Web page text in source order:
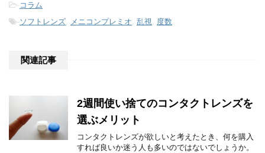
-コラム
-ソフトレンズ, メニコンプレミオ, 乱視, 度数
関連記事
2週間使い捨てのコンタクトレンズを
選ぶメリット
コンタクトレンズが欲しいと考えたとき、何を購入
すれば良いか迷う人も多いのではないでしょうか。